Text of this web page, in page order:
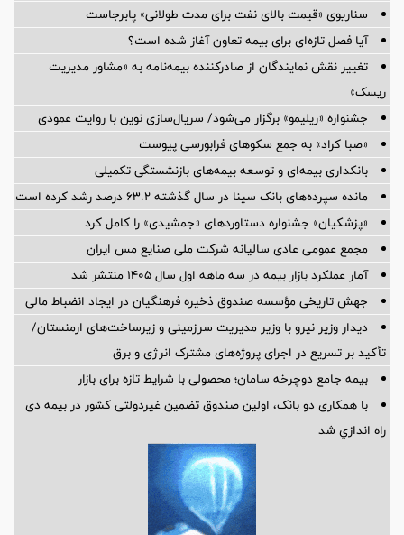
سناریوی «قیمت بالای نفت برای مدت طولانی» پابرجاست
آیا فصل تازه‌ای برای بیمه تعاون آغاز شده است؟
تغییر نقش نمایندگان از صادرکننده بیمه‌نامه به «مشاور مدیریت
ریسک»
جشنواره «ریلیمو» برگزار می‌شود/ سریال‌سازی نوین با روایت عمودی
«صبا کراد» به جمع سکوهای فرابورسی پیوست
بانکداری بیمه‌ای و توسعه بیمه‌های بازنشستگی تکمیلی
مانده سپرده‌های بانک سینا در سال گذشته ۶۳.۲ درصد رشد کرده است
«پزشکیان» جشنواره دستاوردهای «جمشیدی» را کامل کرد
مجمع عمومی عادی سالیانه شرکت ملی صنایع مس ایران
آمار عملكرد بازار بیمه در سه ماهه اول سال 1405 منتشر شد
جهش تاریخی مؤسسه صندوق ذخیره فرهنگیان در ایجاد انضباط مالی
دیدار وزیر نیرو با وزیر مدیریت سرزمینی و زیرساخت‌های ارمنستان/
تأکید بر تسریع در اجرای پروژه‌های مشترک انرژی و برق
بیمه جامع دوچرخه سامان؛ محصولی با شرایط تازه برای بازار
با همکاری دو بانک، اولین صندوق تضمین غیردولتی کشور در بیمه دی
راه اندازي شد